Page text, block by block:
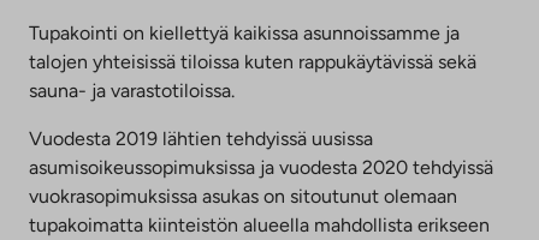
Tupakointi on kiellettyä kaikissa asunnoissamme ja
talojen yhteisissä tiloissa kuten rappukäytävissä sekä
sauna- ja varastotiloissa.
Vuodesta 2019 lähtien tehdyissä uusissa
asumisoikeussopimuksissa ja vuodesta 2020 tehdyissä
vuokrasopimuksissa asukas on sitoutunut olemaan
tupakoimatta kiinteistön alueella mahdollista erikseen